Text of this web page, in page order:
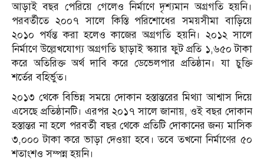
আড়াই বছর পেরিয়ে গেলেও নির্মাণে দৃশ্যমান অগ্রগতি হয়নি।
পরবর্তীতে ২০০৭ সালে কিস্তি পরিশোধের সময়সীমা বাড়িয়ে
২০১০ পর্যন্ত করা হলেও কাজের অগ্রগতি হয়নি। ২০১২ সালে
নির্মাণে উল্লেখযোগ্য অগ্রগতি ছাড়াই স্কয়ার ফুট প্রতি ১,৬৫০ টাকা
করে অতিরিক্ত অর্থ দাবি করে ডেভেলপার প্রতিষ্ঠান। যা চুক্তি
শর্তের বহির্ভুত।
২০১৩ থেকে বিভিন্ন সময়ে দোকান হস্তান্তরের মিথ্যা আশ্বাস দিয়ে
এসেছে প্রতিষ্ঠানটি। এরপর ২০১৭ সালে জানায়, ওই বছর দোকান
হস্তান্তর না হলে পরবর্তী বছর থেকে প্রতিটি দোকানের জন্য মাসিক
৩,০০০ টাকা করে ভাড়া দেওয়া হবে। তবে তখনো নির্মাণের ৫০
শতাংশও সম্পন্ন হয়নি।